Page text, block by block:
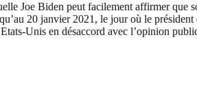
Joe Biden peut facilement affirmer que
20 janvier 2021, le jour où le président
Unis en désaccord avec l’opinion